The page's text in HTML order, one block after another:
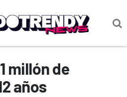
millón de
años